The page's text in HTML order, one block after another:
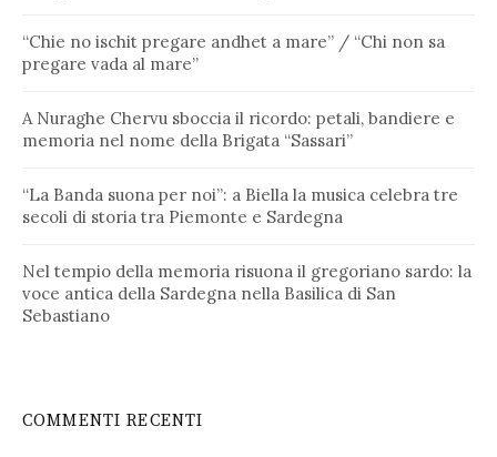
“Chie no ischit pregare andhet a mare” / “Chi non sa
pregare vada al mare”
A Nuraghe Chervu sboccia il ricordo: petali, bandiere e
memoria nel nome della Brigata “Sassari”
“La Banda suona per noi”: a Biella la musica celebra tre
secoli di storia tra Piemonte e Sardegna
Nel tempio della memoria risuona il gregoriano sardo: la
voce antica della Sardegna nella Basilica di San
Sebastiano
COMMENTI RECENTI